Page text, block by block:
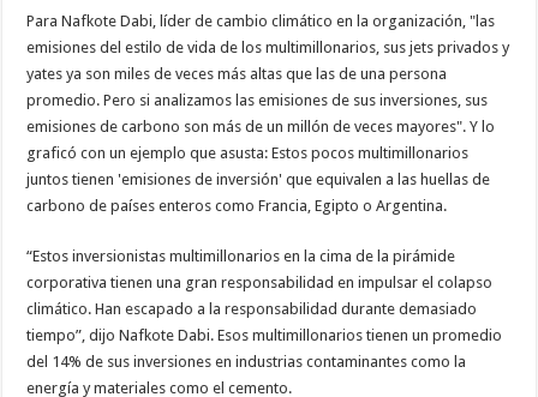
Para Nafkote Dabi, líder de cambio climático en la organización, "las
emisiones del estilo de vida de los multimillonarios, sus jets privados y
yates ya son miles de veces más altas que las de una persona
promedio. Pero si analizamos las emisiones de sus inversiones, sus
emisiones de carbono son más de un millón de veces mayores". Y lo
graficó con un ejemplo que asusta: Estos pocos multimillonarios
juntos tienen 'emisiones de inversión' que equivalen a las huellas de
carbono de países enteros como Francia, Egipto o Argentina.
“Estos inversionistas multimillonarios en la cima de la pirámide
corporativa tienen una gran responsabilidad en impulsar el colapso
climático. Han escapado a la responsabilidad durante demasiado
tiempo”, dijo Nafkote Dabi. Esos multimillonarios tienen un promedio
del 14% de sus inversiones en industrias contaminantes como la
energía y materiales como el cemento.